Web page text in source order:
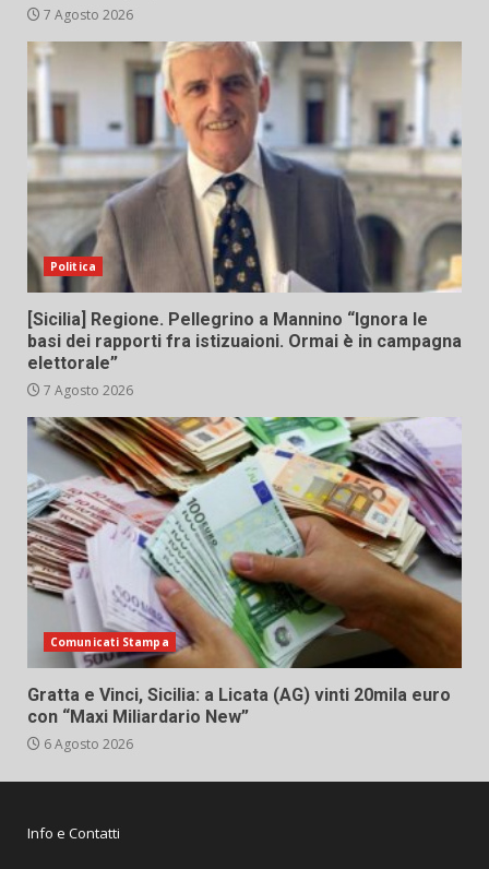
7 Agosto 2026
Politica
[Sicilia] Regione. Pellegrino a Mannino “Ignora le
basi dei rapporti fra istizuaioni. Ormai è in campagna
elettorale”
7 Agosto 2026
Comunicati Stampa
Gratta e Vinci, Sicilia: a Licata (AG) vinti 20mila euro
con “Maxi Miliardario New”
6 Agosto 2026
Info e Contatti